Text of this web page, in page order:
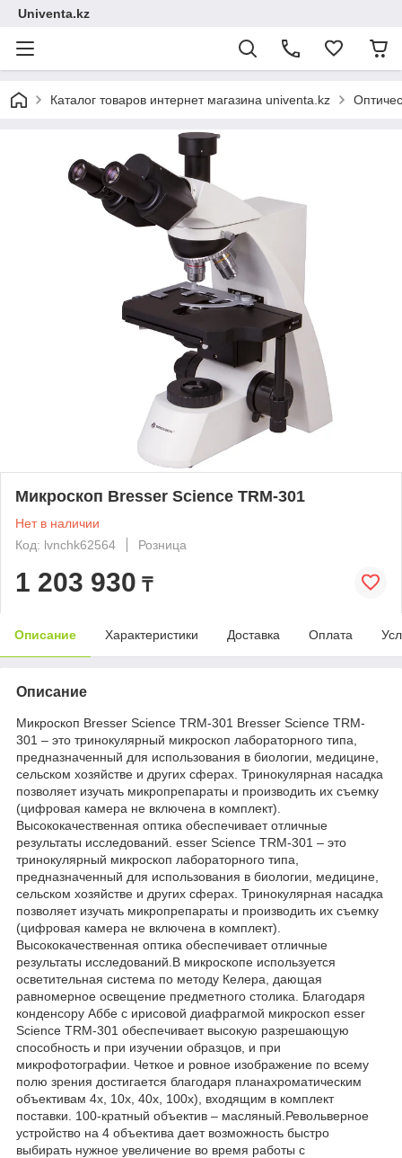
Univenta.kz
Каталог товаров интернет магазина univenta.kz
Микроскоп Bresser Science TRM-301
Нет в наличии
Код: lvnchk62564
Розница
1 203 930 ₸
Описание Характеристики Доставка Оплата
Описание
Микроскоп Bresser Science TRM-301 Bresser Science TRM-
301 – это тринокулярный микроскоп лабораторного типа,
предназначенный для использования в биологии, медицине,
сельском хозяйстве и других сферах. Тринокулярная насадка
позволяет изучать микропрепараты и производить их съемку
(цифровая камера не включена в комплект).
Высококачественная оптика обеспечивает отличные
результаты исследований. esser Science TRM-301 – это
тринокулярный микроскоп лабораторного типа,
предназначенный для использования в биологии, медицине,
сельском хозяйстве и других сферах. Тринокулярная насадка
позволяет изучать микропрепараты и производить их съемку
(цифровая камера не включена в комплект).
Высококачественная оптика обеспечивает отличные
результаты исследований.В микроскопе используется
осветительная система по методу Келера, дающая
равномерное освещение предметного столика. Благодаря
конденсору Аббе с ирисовой диафрагмой микроскоп esser
Science TRM-301 обеспечивает высокую разрешающую
способность и при изучении образцов, и при
микрофотографии. Четкое и ровное изображение по всему
полю зрения достигается благодаря планахроматическим
объективам 4x, 10x, 40x, 100x), входящим в комплект
поставки. 100-кратный объектив – масляный.Револьверное
устройство на 4 объектива дает возможность быстро
выбирать нужное увеличение во время работы с